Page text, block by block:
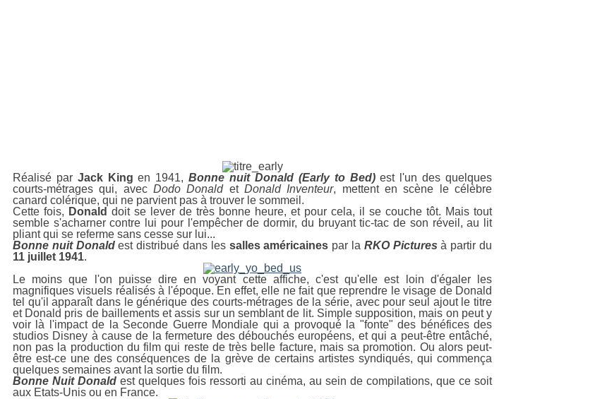
Réalisé par Jack King en 1941,Bonne nuit Donald (Early to Bed)est l'un des quelques
courts-métrages qui, avec Dodo DonaldetDonald Inventeur, mettent en scène le célèbre
canard colérique, qui ne parvient pas à trouver le sommeil.
Cette fois, Donald doit se lever de très bonne heure, et pour cela, il se couche tôt. Mais tout
semble s'acharner contre lui pour l'empêcher de dormir, du bruyant tic-tac de son réveil, au lit
pliant qui se referme sans cesse sur lui...
Bonne nuit Donaldest distribué dans les salles américaines par la RKO Pictures à partir du
11 juillet 1941.
Le moins que l'on puisse dire en voyant cette affiche, c'est qu'elle est loin d'égaler les
magnifiques visuels réalisés à l'époque. En effet, elle ne fait que reprendre le visage de Donald
tel qu'il apparaît dans le générique des courts-métrages de la série, avec pour seul ajout le titre
et Donald pris de baillements et assis sur un semblant de lit. Simple supposition, mais on peut y
voir là l'impact de la Seconde Guerre Mondiale qui a provoqué la "fonte" des bénéfices des
studios Disney à cause de la fermeture des débouchés européens, et qui a peut-être entâché,
non pas la production du film qui reste de très belle facture, mais sa promotion. Ou alors peut-
être est-ce une des conséquences de la grève de certains artistes syndiqués, qui commença
quelques semaines avant la sortie du film.
Bonne Nuit Donald est quelques fois ressorti au cinéma, au sein de compilations, que ce soit
aux Etats-Unis ou en France.